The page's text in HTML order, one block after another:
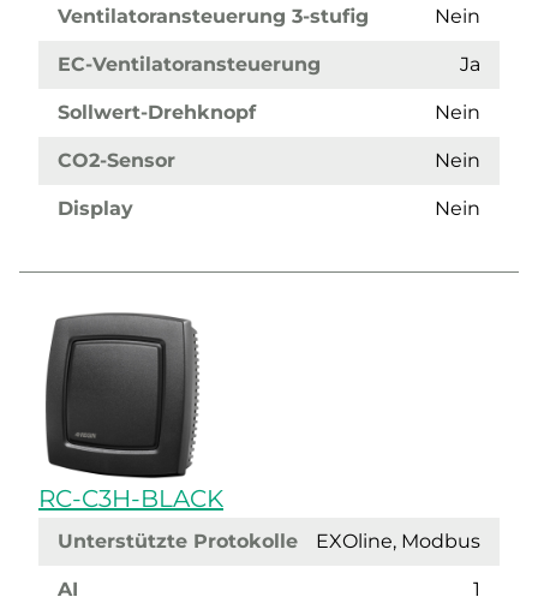
Ventilatoransteuerung 3-stufig Nein
EC-Ventilatoransteuerung Ja
Sollwert-Drehknopf Nein
CO2-Sensor Nein
Display Nein
RC-C3H-BLACK
Unterstützte Protokolle EXOline, Modbus
AI 1